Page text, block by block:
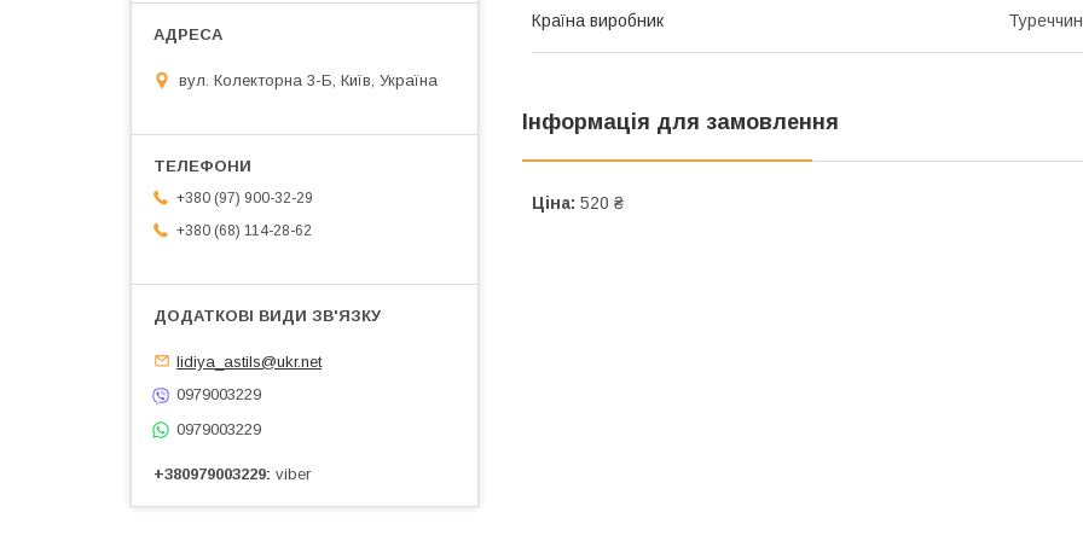
Країна виробник
Інформація для замовлення
Ціна: 520 ₴
вул. Колекторна 3-Б, Київ, Україна
+380 (97) 900-32-29
+380 (68) 114-28-62
lidiya_astils@ukr.net
0979003229
0979003229
+380979003229 viber